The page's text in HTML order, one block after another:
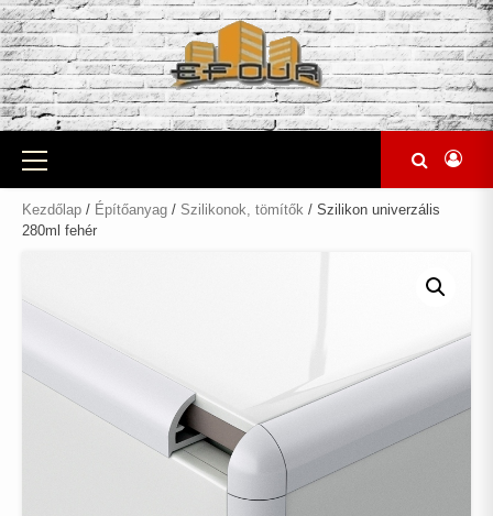
Skip
to
content
Primary
Menu
Kezdőlap / Építőanyag / Szilikonok, tömítők / Szilikon univerzális
280ml fehér